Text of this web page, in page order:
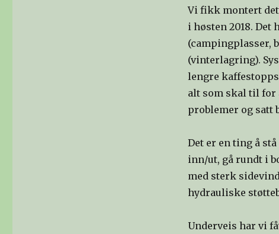
Vi fikk montert
i høsten 2018.
(campingplasser,
(vinterlagring).
lengre
alt som skal til for
problemer og satt
Det er en ting å
inn/ut, gå rundt i
med sterk
hydrauliske
Underveis har vi